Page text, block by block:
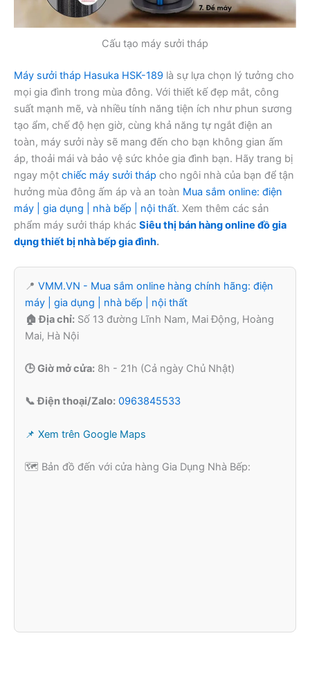
Cấu tạo máy sưởi tháp
Máy sưởi tháp Hasuka HSK-189 là sự lựa chọn lý tưởng cho
mọi gia đình trong mùa đông. Với thiết kế đẹp mắt, công
suất mạnh mẽ, và nhiều tính năng tiện ích như phun sương
tạo ẩm, chế độ hẹn giờ, cùng khả năng tự ngắt điện an
toàn, máy sưởi này sẽ mang đến cho bạn không gian ấm
áp, thoải mái và bảo vệ sức khỏe gia đình bạn. Hãy trang bị
ngay một chiếc máy sưởi tháp cho ngôi nhà của bạn để tận
hưởng mùa đông ấm áp và an toàn Mua sắm online: điện
máy | gia dụng | nhà bếp | nội thất. Xem thêm các sản
phẩm máy sưởi tháp khác Siêu thị bán hàng online đồ gia
dụng thiết bị nhà bếp gia đình.
📍 VMM.VN - Mua sắm online hàng chính hãng: điện
máy | gia dụng | nhà bếp | nội thất
🏠 Địa chỉ: Số 13 đường Lĩnh Nam, Mai Động, Hoàng
Mai, Hà Nội
🕒 Giờ mở cửa: 8h - 21h (Cả ngày Chủ Nhật)
📞 Điện thoại/Zalo: 0963845533
📌 Xem trên Google Maps
🗺️ Bản đồ đến với cửa hàng Gia Dụng Nhà Bếp: